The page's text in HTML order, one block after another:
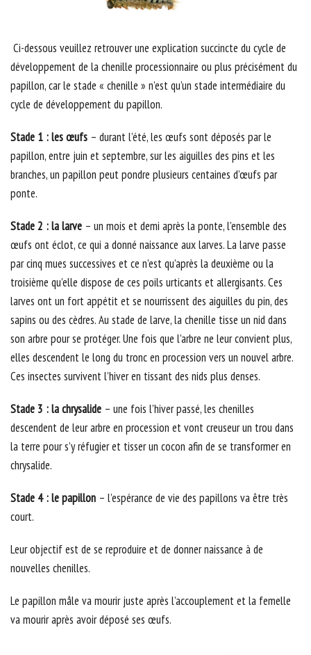
Ci-dessous veuillez retrouver une explication succincte du cycle de
développement de la chenille processionnaire ou plus précisément du
papillon, car le stade « chenille » n’est qu’un stade intermédiaire du
cycle de développement du papillon.
Stade 1 : les œufs – durant l’été, les œufs sont déposés par le
papillon, entre juin et septembre, sur les aiguilles des pins et les
branches, un papillon peut pondre plusieurs centaines d’œufs par
ponte.
Stade 2 : la larve – un mois et demi après la ponte, l’ensemble des
œufs ont éclot, ce qui a donné naissance aux larves. La larve passe
par cinq mues successives et ce n’est qu’après la deuxième ou la
troisième qu’elle dispose de ces poils urticants et allergisants. Ces
larves ont un fort appétit et se nourrissent des aiguilles du pin, des
sapins ou des cèdres. Au stade de larve, la chenille tisse un nid dans
son arbre pour se protéger. Une fois que l’arbre ne leur convient plus,
elles descendent le long du tronc en procession vers un nouvel arbre.
Ces insectes survivent l’hiver en tissant des nids plus denses.
Stade 3 : la chrysalide – une fois l’hiver passé, les chenilles
descendent de leur arbre en procession et vont creuseur un trou dans
la terre pour s’y réfugier et tisser un cocon afin de se transformer en
chrysalide.
Stade 4 : le papillon – l’espérance de vie des papillons va être très
court.
Leur objectif est de se reproduire et de donner naissance à de
nouvelles chenilles.
Le papillon mâle va mourir juste après l’accouplement et la femelle
va mourir après avoir déposé ses œufs.